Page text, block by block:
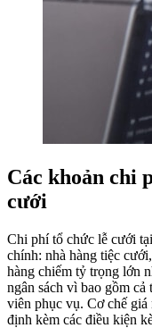
Các khoản chi
cưới
Chi phí tổ chức lễ cưới
chính: nhà hàng tiệc
hàng chiếm tỷ trọng lớn
ngân sách vì bao gồm cả
viên phục vụ. Cơ chế
định kèm các điều kiện